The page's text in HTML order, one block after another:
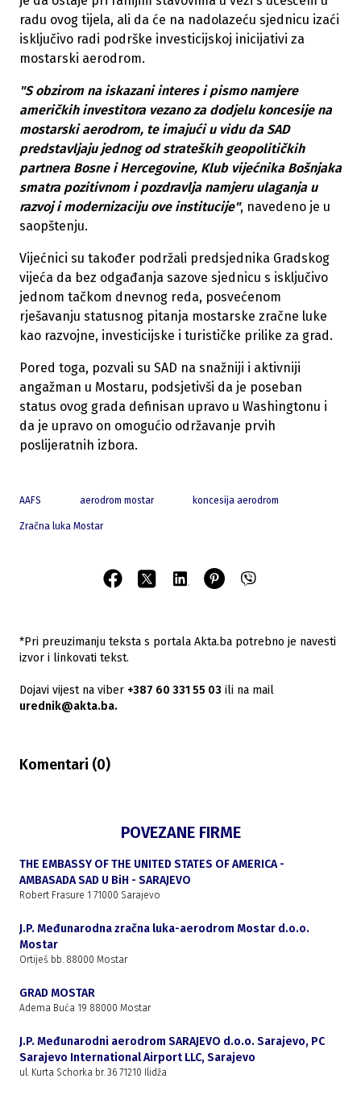
radu ovog tijela, ali da će na nadolazeću sjednicu izaći
isključivo radi podrške investicijskoj inicijativi za
mostarski aerodrom.
"S obzirom na iskazani interes i pismo namjere
američkih investitora vezano za dodjelu koncesije na
mostarski aerodrom, te imajući u vidu da SAD
predstavljaju jednog od strateških geopolitičkih
partnera Bosne i Hercegovine, Klub vijećnika Bošnjaka
smatra pozitivnom i pozdravlja namjeru ulaganja u
razvoj i modernizaciju ove institucije", navedeno je u
saopštenju.
Vijećnici su također podržali predsjednika Gradskog
vijeća da bez odgađanja sazove sjednicu s isključivo
jednom tačkom dnevnog reda, posvećenom
rješavanju statusnog pitanja mostarske zračne luke
kao razvojne, investicijske i turističke prilike za grad.
Pored toga, pozvali su SAD na snažniji i aktivniji
angažman u Mostaru, podsjetivši da je poseban
status ovog grada definisan upravo u Washingtonu i
da je upravo on omogućio održavanje prvih
poslijeratnih izbora.
AAFS aerodrom mostar koncesija aerodrom
Zračna luka Mostar
*Pri preuzimanju teksta s portala Akta.ba potrebno je navesti
izvor i linkovati tekst.
Dojavi vijest na viber +387 60 331 55 03 ili na mail
urednik@akta.ba.
Komentari (0)
POVEZANE FIRME
THE EMBASSY OF THE UNITED STATES OF AMERICA -
AMBASADA SAD U BiH - SARAJEVO
Robert Frasure 1 71000 Sarajevo
J.P. Međunarodna zračna luka-aerodrom Mostar d.o.o.
Mostar
Ortiješ bb. 88000 Mostar
GRAD MOSTAR
Adema Buća 19 88000 Mostar
J.P. Međunarodni aerodrom SARAJEVO d.o.o. Sarajevo, PC
Sarajevo International Airport LLC, Sarajevo
ul. Kurta Schorka br. 36 71210 Ilidža